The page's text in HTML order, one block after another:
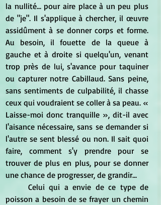
la nullité... pour aire place à un peu plus
de "je". Il s'applique à chercher, il œuvre
assidûment à se donner corps et forme.
Au besoin, il fouette de la queue à
gauche et à droite si quelqu'un, venant
trop près de lui, s'avance pour taquiner
ou capturer notre Cabillaud. Sans peine,
sans sentiments de culpabilité, il chasse
ceux qui voudraient se coller à sa peau. «
Laisse-moi donc tranquille », dit-il avec
l'aisance nécessaire, sans se demander si
l'autre se sent blessé ou non. Il sait quoi
faire, comment s'y prendre pour se
trouver de plus en plus, pour se donner
une chance de progresser, de grandir...
poisson a besoin de se frayer un chemin